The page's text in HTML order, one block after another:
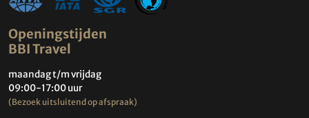
Openingstijden
BBI Travel
maandag t/m vrijdag
09:00-17:00 uur
(Bezoek uitsluitend op afspraak)